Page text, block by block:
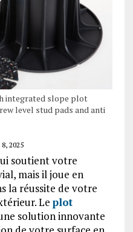
integrated slope plot
level stud pads and anti
8, 2025
soutient votre
mais il joue en
la réussite de votre
Le plot
solution innovante